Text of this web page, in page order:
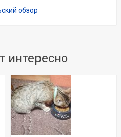
обзор
интересно